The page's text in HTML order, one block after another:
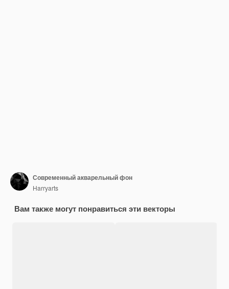
Современный акварельный фон
Harryarts
Вам также могут понравиться эти векторы